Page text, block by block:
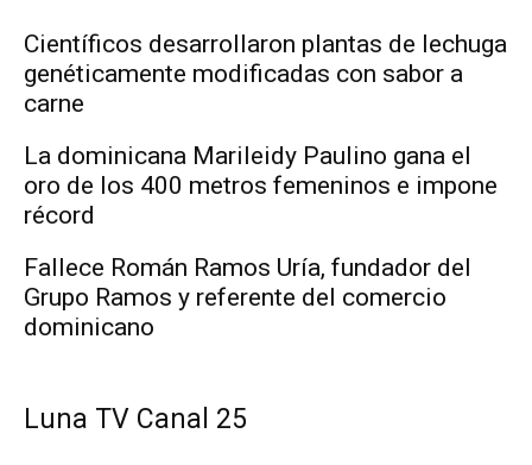
Científicos desarrollaron plantas de lechuga
genéticamente modificadas con sabor a
carne
La dominicana Marileidy Paulino gana el
oro de los 400 metros femeninos e impone
récord
Fallece Román Ramos Uría, fundador del
Grupo Ramos y referente del comercio
dominicano
Luna TV Canal 25